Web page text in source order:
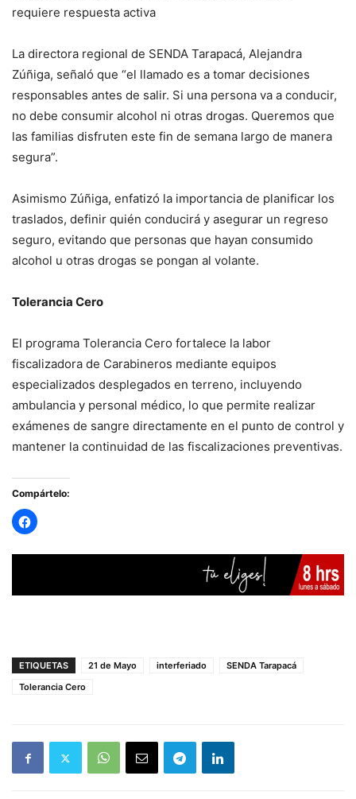
requiere respuesta activa
La directora regional de SENDA Tarapacá, Alejandra
Zúñiga, señaló que “el llamado es a tomar decisiones
responsables antes de salir. Si una persona va a conducir,
no debe consumir alcohol ni otras drogas. Queremos que
las familias disfruten este fin de semana largo de manera
segura”.
Asimismo Zúñiga, enfatizó la importancia de planificar los
traslados, definir quién conducirá y asegurar un regreso
seguro, evitando que personas que hayan consumido
alcohol u otras drogas se pongan al volante.
Tolerancia Cero
El programa Tolerancia Cero fortalece la labor
fiscalizadora de Carabineros mediante equipos
especializados desplegados en terreno, incluyendo
ambulancia y personal médico, lo que permite realizar
exámenes de sangre directamente en el punto de control y
mantener la continuidad de las fiscalizaciones preventivas.
Compártelo:
ETIQUETAS 21 de Mayo interferiado
SENDA Tarapacá
Tolerancia Cero